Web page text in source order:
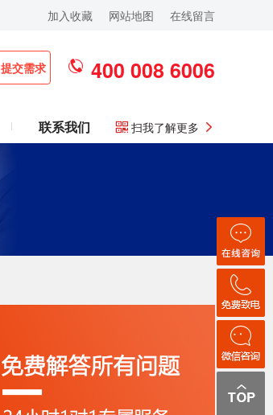
加入收藏 网站地图 在线留言
提交需求 400 008 6006
联系我们 扫我了解更多